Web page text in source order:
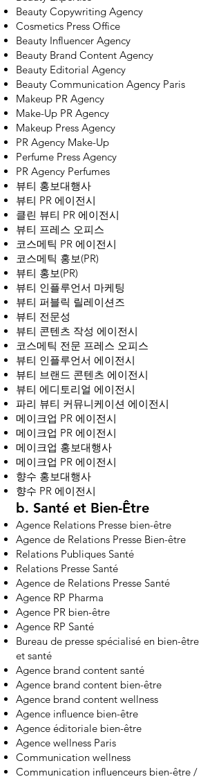
Beauty Copywriting Agency
Cosmetics Press Office
Beauty Influencer Agency
Beauty Brand Content Agency
Beauty Editorial Agency
Beauty Communication Agency Paris
Makeup PR Agency
Make-Up PR Agency
Makeup Press Agency
PR Agency Make-Up
Perfume Press Agency
PR Agency Perfumes
뷰티 홍보대행사
뷰티 PR 에이전시
클린 뷰티 PR 에이전시
뷰티 프레스 오피스
코스메틱 PR 에이전시
코스메틱 홍보(PR)
뷰티 홍보(PR)
뷰티 인플루언서 마케팅
뷰티 퍼블릭 릴레이션즈
뷰티 전문성
뷰티 콘텐츠 작성 에이전시
코스메틱 전문 프레스 오피스
뷰티 인플루언서 에이전시
뷰티 브랜드 콘텐츠 에이전시
뷰티 에디토리얼 에이전시
파리 뷰티 커뮤니케이션 에이전시
메이크업 PR 에이전시
메이크업 PR 에이전시
메이크업 홍보대행사
메이크업 PR 에이전시
향수 홍보대행사
향수 PR 에이전시
b. Santé et Bien-Être
Agence Relations Presse bien-être
Agence de Relations Presse Bien-être
Relations Publiques Santé
Relations Presse Santé
Agence de Relations Presse Santé
Agence RP Pharma
Agence PR bien-être
Agence RP Santé
Bureau de presse spécialisé en bien-être
et santé
Agence brand content santé
Agence brand content bien-être
Agence brand content wellness
Agence influence bien-être
Agence éditoriale bien-être
Agence wellness Paris
Communication wellness
Communication influenceurs bien-être /